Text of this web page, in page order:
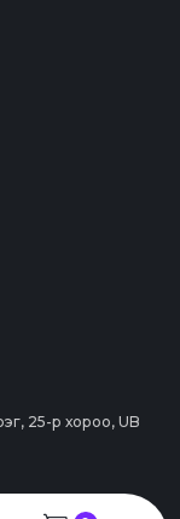
25-р хороо, UB